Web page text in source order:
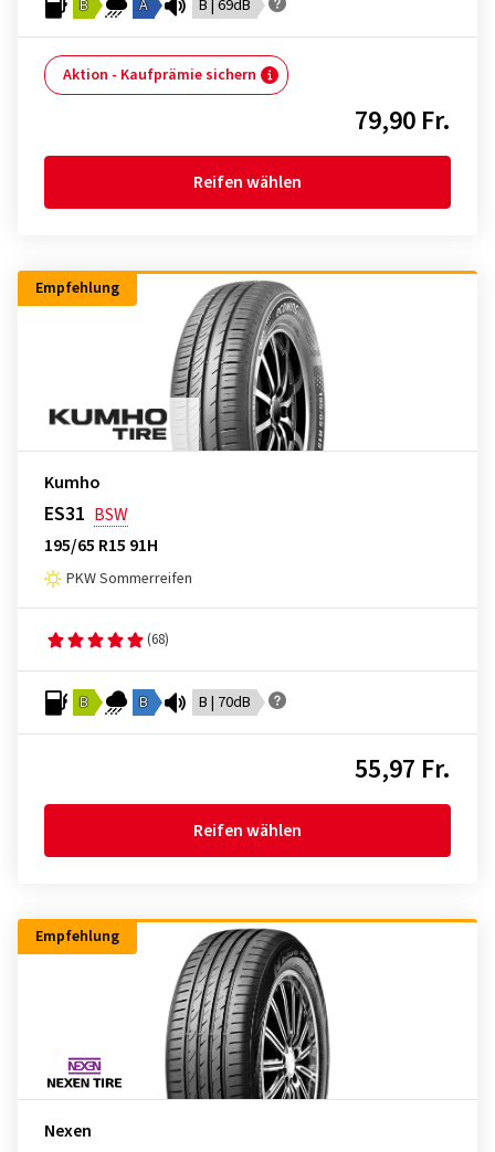
B A B | 69dB
Aktion - Kaufprämie sichern
79,90 Fr.
Reifen wählen
Empfehlung
Kumho
ES31 BSW
195/65 R15 91H
PKW Sommerreifen
(68)
B B B | 70dB
55,97 Fr.
Reifen wählen
Empfehlung
Nexen